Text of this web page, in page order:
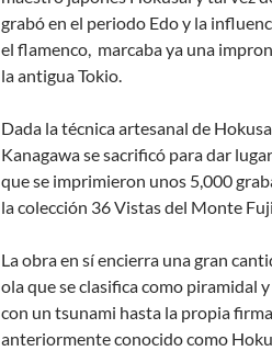
grabó en el periodo Edo y la
el flamenco, marcaba ya una
la antigua Tokio.
Dada la técnica artesanal de
Kanagawa se sacrificó para dar
que se imprimieron unos 5,000
la colección 36 Vistas del Monte
La obra en sí encierra una gran
ola que se clasifica como piramidal
con un tsunami hasta la propia
anteriormente conocido como